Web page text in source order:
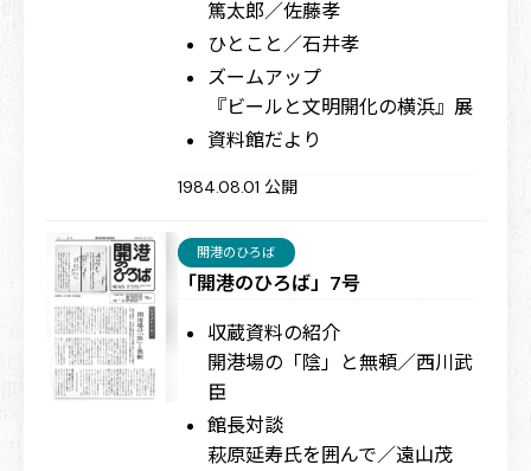
篤太郎／佐藤孝
ひとこと／石井孝
ズームアップ
『ビールと文明開化の横浜』展
資料館だより
1984.08.01 公開
「開港のひろば」7号
開港のひろば
収蔵資料の紹介
開港場の「陰」と無頼／西川武
臣
館長対談
萩原延寿氏を囲んで／遠山茂